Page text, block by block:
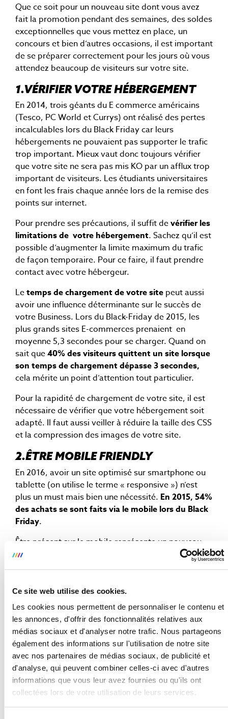
Ce site web utilise des cookies.
Les cookies nous permettent de personnaliser le contenu et
les annonces, d'offrir des fonctionnalités relatives aux
médias sociaux et d'analyser notre trafic. Nous partageons
également des informations sur l'utilisation de notre site
avec nos partenaires de médias sociaux, de publicité et
d'analyse, qui peuvent combiner celles-ci avec d'autres
informations que vous leur avez fournies ou qu'ils ont
collectées lors de votre utilisation de leurs services.
Que ce soit pour un nouveau site dont vous avez
fait la promotion pendant des semaines, des soldes
exceptionnelles que vous mettez en place, un
concours et bien d’autres occasions, il est important
de se préparer correctement pour les jours où vous
attendez beaucoup de visiteurs sur votre site.
1.VÉRIFIER VOTRE HÉBERGEMENT
En 2014, trois géants du E commerce américains
(Tesco, PC World et Currys) ont réalisé des pertes
incalculables lors du Black Friday car leurs
hébergements ne pouvaient pas supporter le trafic
trop important. Mieux vaut donc toujours vérifier
que votre site ne sera pas mis KO par un afflux trop
important de visiteurs. Les étudiants universitaires
en font les frais chaque année lors de la remise des
points sur internet.
Pour prendre ses précautions, il suffit devérifier les
limitations de votre hébergement. Sachez qu’il est
possible d’augmenter la limite maximum du trafic
de façon temporaire. Pour ce faire, il faut prendre
contact avec votre hébergeur.
Letemps de chargement de votre site peut aussi
avoir une influence déterminante sur le succès de
votre Business. Lors du Black-Friday de 2015, les
plus grands sites E-commerces prenaient en
moyenne 5,3 secondes pour se charger. Quand on
sait que40% des visiteurs quittent un site lorsque
son temps de chargement dépasse 3 secondes,
cela mérite un point d’attention tout particulier.
Pour la rapidité de chargement de votre site, il est
nécessaire de vérifier que votre hébergement soit
adapté. Il faut aussi veiller à réduire la taille des CSS
et la compression des images de votre site.
2.ÊTRE MOBILE FRIENDLY
En 2016, avoir un site optimisé sur smartphone ou
tablette (on utilise le terme « responsive ») n’est
plus un must mais bien une nécessité. En 2015, 54%
des achats se sont faits via le mobile lors du Black
Friday.
Être présent sur le mobile représente un nouveau
canal de communication que vous ne pouvez
certains clients se rendent en magasin pour pouvoir
voir et toucher les produits. Dans ce même
magasin, ils comparent alors les prix sur internet via
leurs mobiles, et c’est là que votre E-commerce
responsive peut faire toute la différence.
3.UTILISER L’EMAIL POUR GÉNÉRER
DU TRAFIC
On pourrait croire qu’il est mort, et pourtantl’email